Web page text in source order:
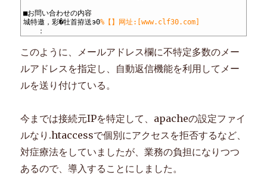
■お問い合わせの内容
城特邀，彩�牡首拵送э0%【】网址:[www.clf30.com]
：
このように、メールアドレス欄に不特定多数のメー
ルアドレスを指定し、自動返信機能を利用してメー
ルを送り付けている。
今までは接続元IPを特定して、apacheの設定ファイ
ルなり.htaccessで個別にアクセスを拒否するなど、
対症療法をしていましたが、業務の負担になりつつ
あるので、導入することにしました。